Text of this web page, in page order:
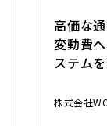
高価な
変動費
ステムを
株式会社